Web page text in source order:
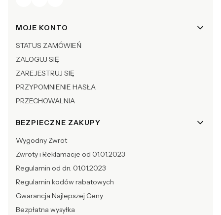
Linki w stopce
MOJE KONTO
STATUS ZAMÓWIEŃ
ZALOGUJ SIĘ
ZAREJESTRUJ SIĘ
PRZYPOMNIENIE HASŁA
PRZECHOWALNIA
BEZPIECZNE ZAKUPY
Wygodny Zwrot
Zwroty i Reklamacje od 01.01.2023
Regulamin od dn. 01.01.2023
Regulamin kodów rabatowych
Gwarancja Najlepszej Ceny
Bezpłatna wysyłka